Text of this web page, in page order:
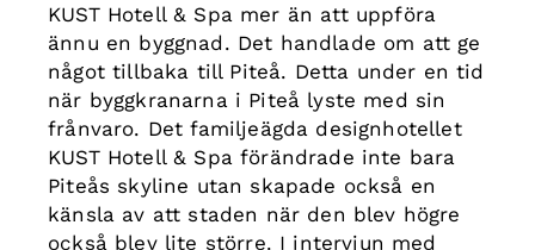
KUST Hotell & Spa mer än att uppföra
ännu en byggnad. Det handlade om att ge
något tillbaka till Piteå. Detta under en tid
när byggkranarna i Piteå lyste med sin
frånvaro. Det familjeägda designhotellet
KUST Hotell & Spa förändrade inte bara
Piteås skyline utan skapade också en
känsla av att staden när den blev högre
också blev lite större. I intervjun med